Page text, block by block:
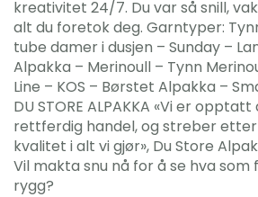
kreativitet 24/7. Du var så snill,
alt du foretok deg. Garntyper:
tube damer i dusjen – Sunday –
Alpakka – Merinoull – Tynn
Line – KOS – Børstet Alpakka –
DU STORE ALPAKKA «Vi er
rettferdig handel, og streber
kvalitet i alt vi gjør», Du Store
Vil makta snu nå for å se hva
rygg?